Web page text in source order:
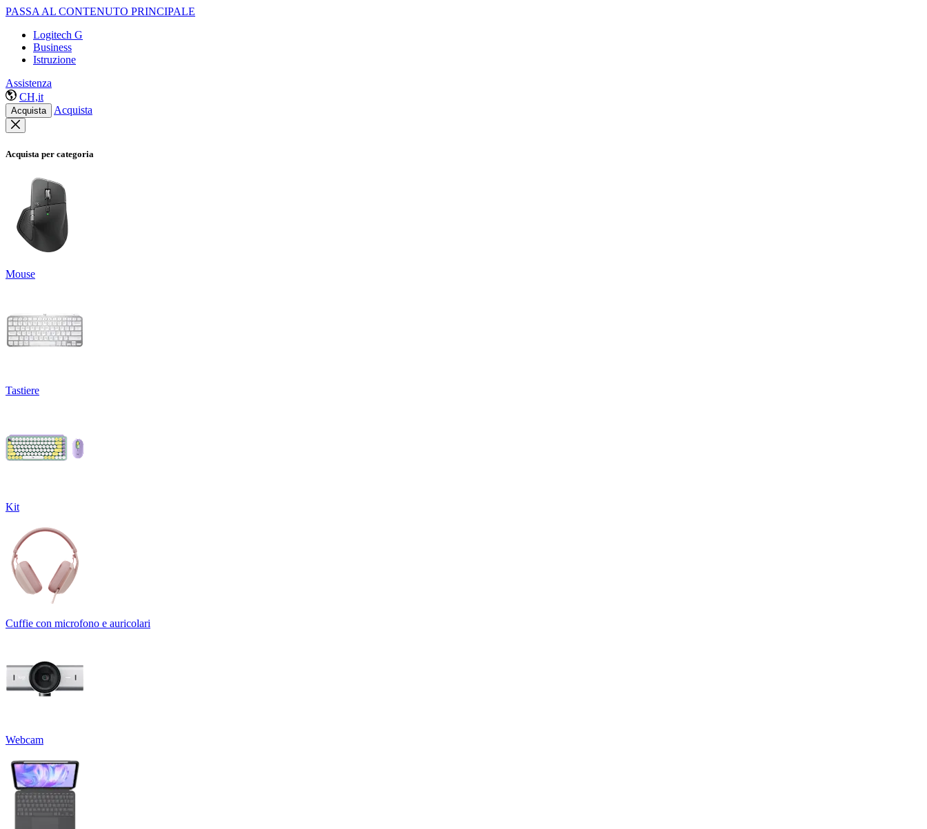
PASSA AL CONTENUTO PRINCIPALE
Logitech G
Business
Istruzione
Assistenza
CH,it
Acquista Acquista
Acquista per categoria
Mouse
Tastiere
Kit
Cuffie con microfono e auricolari
Webcam